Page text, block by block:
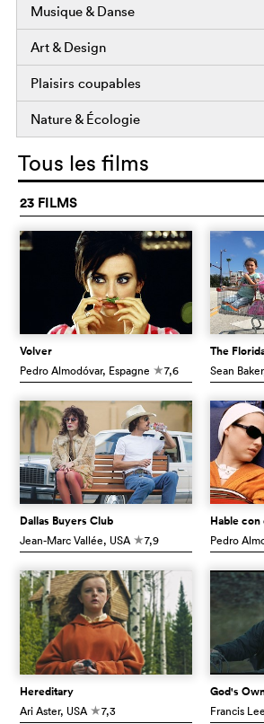
Musique & Danse
Art & Design
Plaisirs coupables
Nature & Écologie
Tous les films
23 FILMS
Volver
Pedro Almodóvar, Espagne c7,6
The
Sean Baker
Dallas Buyers Club
Jean-Marc Vallée, USA c7,9
Hable con
Pedro
Hereditary
Ari Aster, USA c7,3
God's
Francis Lee